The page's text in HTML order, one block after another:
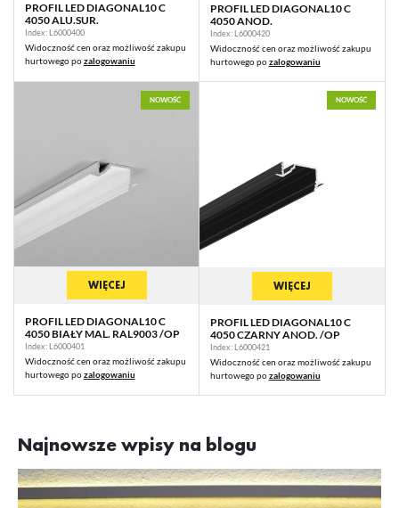
PROFIL LED DIAGONAL10 C
4050 ALU.SUR.
Index: L6000400
Widoczność cen oraz możliwość zakupu
hurtowego pozalogowaniu
PROFIL LED DIAGONAL10 C
4050 ANOD.
Index: L6000420
Widoczność cen oraz możliwość zakupu
hurtowego pozalogowaniu
NOWOŚĆ
WIĘCEJ
PROFIL LED DIAGONAL10 C
4050 BIAŁY MAL. RAL9003 /OP
Index: L6000401
Widoczność cen oraz możliwość zakupu
hurtowego pozalogowaniu
NOWOŚĆ
WIĘCEJ
PROFIL LED DIAGONAL10 C
4050 CZARNY ANOD. /OP
Index: L6000421
Widoczność cen oraz możliwość zakupu
hurtowego pozalogowaniu
Najnowsze wpisy na blogu